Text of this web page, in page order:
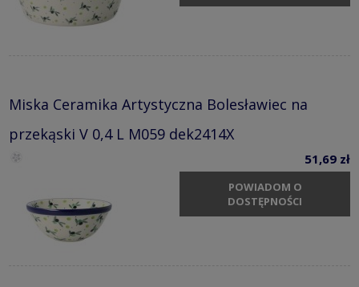
Miska Ceramika Artystyczna Bolesławiec na
przekąski V 0,4 L M059 dek2414X
51,69 zł
POWIADOM O
DOSTĘPNOŚCI